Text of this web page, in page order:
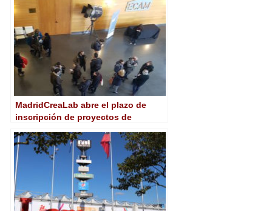
MadridCreaLab abre el plazo de
inscripción de proyectos de